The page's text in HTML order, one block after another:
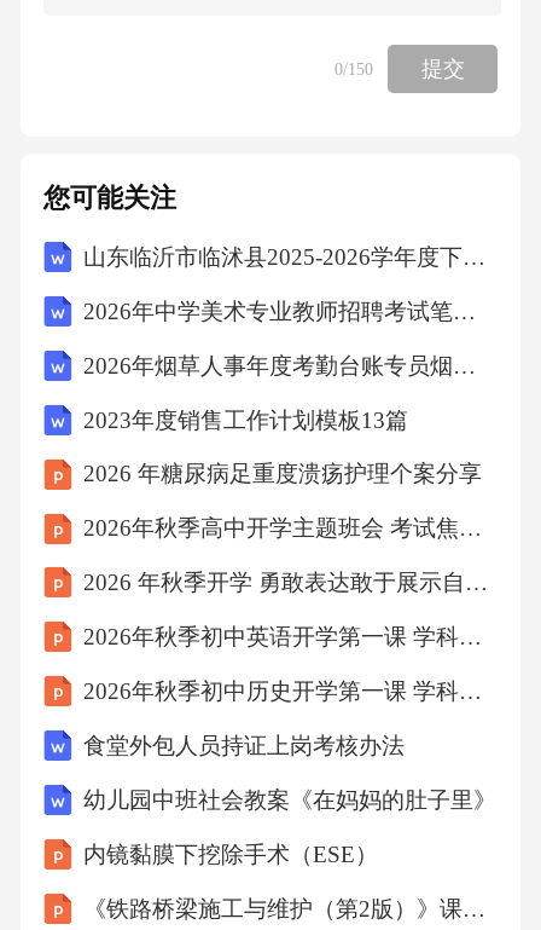
0/150 提交
您可能关注
山东临沂市临沭县2025-2026学年度下学期期末学业水平测试六年级语文（文字版含答案）
2026年中学美术专业教师招聘考试笔试试题（含答案）
2026年烟草人事年度考勤台账专员烟草公司招聘考试笔试试题（含答案）
2023年度销售工作计划模板13篇
2026 年糖尿病足重度溃疡护理个案分享
2026年秋季高中开学主题班会 考试焦虑与心理疏导课件
2026 年秋季开学 勇敢表达敢于展示自我风采
2026年秋季初中英语开学第一课 学科与生活联系教学设计
2026年秋季初中历史开学第一课 学科知识体系构建
食堂外包人员持证上岗考核办法
幼儿园中班社会教案《在妈妈的肚子里》
内镜黏膜下挖除手术（ESE）
《铁路桥梁施工与维护（第2版）》课件 项目8 钢桥构造与施工